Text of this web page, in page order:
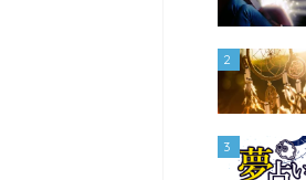
2
3